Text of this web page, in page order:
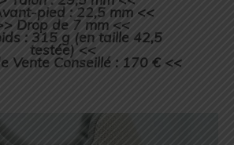
pied : 22,5 mm <<
Drop de 7 mm <<
: 315 g (en taille 42,5
testée) <<
Vente Conseillé : 170 € <<